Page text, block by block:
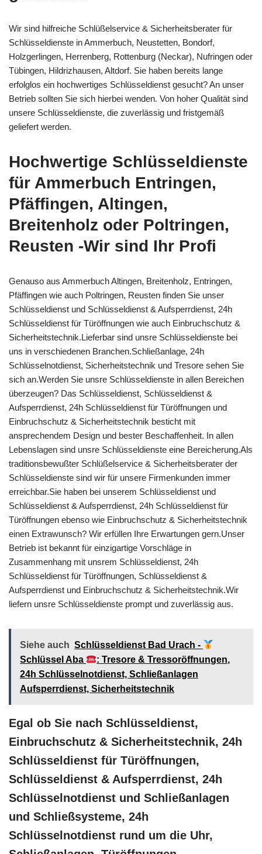
Wir sind hilfreiche Schlüßelservice & Sicherheitsberater für
Schlüsseldienste in Ammerbuch, Neustetten, Bondorf,
Holzgerlingen, Herrenberg, Rottenburg (Neckar), Nufringen oder
Tübingen, Hildrizhausen, Altdorf. Sie haben bereits lange
erfolglos ein hochwertiges Schlüsseldienst gesucht? An unser
Betrieb sollten Sie sich hierbei wenden. Von hoher Qualität sind
unsere Schlüsseldienste, die zuverlässig und fristgemäß
geliefert werden.
Hochwertige Schlüsseldienste
für Ammerbuch Entringen,
Pfäffingen, Altingen,
Breitenholz oder Poltringen,
Reusten -Wir sind Ihr Profi
Genauso aus Ammerbuch Altingen, Breitenholz, Entringen,
Pfäffingen wie auch Poltringen, Reusten finden Sie unser
Schlüsseldienst und Schlüsseldienst & Aufsperrdienst, 24h
Schlüsseldienst für Türöffnungen wie auch Einbruchschutz &
Sicherheitstechnik.Lieferbar sind unsre Schlüsseldienste bei
uns in verschiedenen Branchen.Schließanlage, 24h
Schlüsselnotdienst, Sicherheitstechnik und Tresore sehen Sie
sich an.Werden Sie unsre Schlüsseldienste in allen Bereichen
überzeugen? Das Schlüsseldienst, Schlüsseldienst &
Aufsperrdienst, 24h Schlüsseldienst für Türöffnungen und
Einbruchschutz & Sicherheitstechnik besticht mit
ansprechendem Design und bester Beschaffenheit. In allen
Lebenslagen sind unsre Schlüsseldienste eine Bereicherung.Als
traditionsbewußter Schlüßelservice & Sicherheitsberater der
Schlüsseldienste sind wir für unsere Firmenkunden immer
erreichbar.Sie haben bei unserem Schlüsseldienst und
Schlüsseldienst & Aufsperrdienst, 24h Schlüsseldienst für
Türöffnungen ebenso wie Einbruchschutz & Sicherheitstechnik
einen Extrawunsch? Wir erfüllen Ihre Erwartungen gern.Unser
Betrieb ist bekannt für einzigartige Vorschläge in
Zusammenhang mit unsrem Schlüsseldienst, 24h
Schlüsseldienst für Türöffnungen, Schlüsseldienst &
Aufsperrdienst und Einbruchschutz & Sicherheitstechnik.Wir
liefern unsre Schlüsseldienste prompt und zuverlässig aus.
Siehe auch Schlüsseldienst Bad Urach -
Schlüssel Aba
: Tresore & Tressoröffnungen,
24h Schlüsselnotdienst, Schließanlagen
Aufsperrdienst, Sicherheitstechnik
Egal ob Sie nach Schlüsseldienst,
Einbruchschutz & Sicherheitstechnik, 24h
Schlüsseldienst für Türöffnungen,
Schlüsseldienst & Aufsperrdienst, 24h
Schlüsselnotdienst und Schließanlagen
und Schließsysteme, 24h
Schlüsselnotdienst rund um die Uhr,